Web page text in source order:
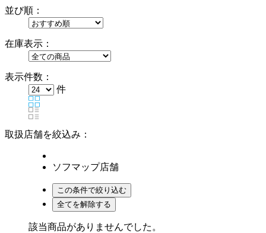
並び順：
在庫表示：
表示件数：
件
取扱店舗を絞込み：
ソフマップ店舗
該当商品がありませんでした。